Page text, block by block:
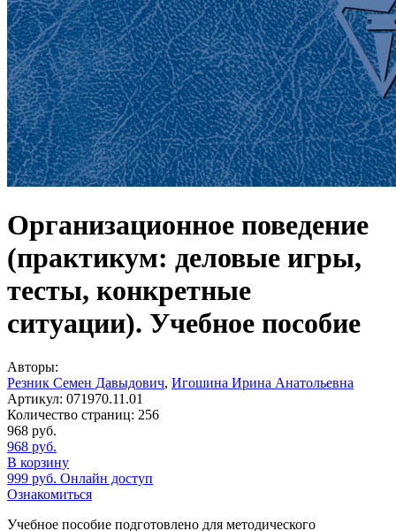
Организационное поведение
(практикум: деловые игры,
тесты, конкретные
ситуации). Учебное пособие
Авторы:
Резник Семен Давыдович, Игошина Ирина Анатольевна
Артикул: 071970.11.01
Количество страниц: 256
968 руб.
968 руб.
В корзину
999 руб. Онлайн доступ
Ознакомиться
Учебное пособие подготовлено для методического